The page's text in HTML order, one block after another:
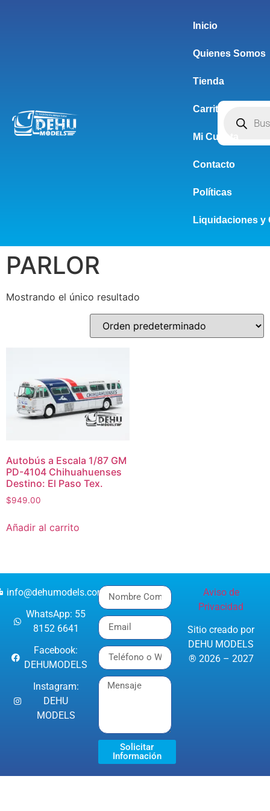
Inicio
Quienes Somos
Tienda
Carrito
Mi Cuenta
Contacto
Políticas
Liquidaciones y
PARLOR
Mostrando el único resultado
Autobús a Escala 1/87 GM
PD-4104 Chihuahuenses
Destino: El Paso Tex.
$949.00
Añadir al carrito
info@dehumodels.com
WhatsApp: 55
8152 6641
Facebook:
DEHUMODELS
Instagram:
DEHU
MODELS
Solicitar
Información
Aviso de
Privacidad
Sitio creado por
DEHU MODELS
® 2026 – 2027